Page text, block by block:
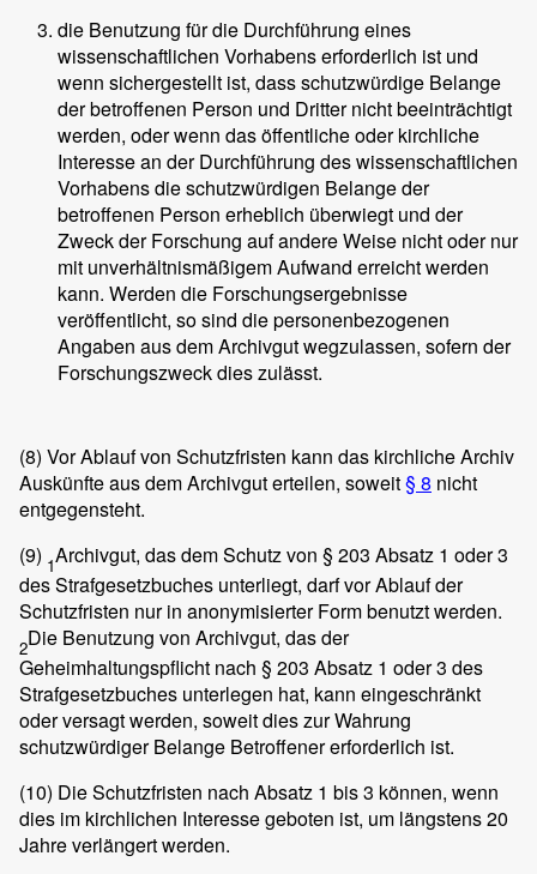
die Benutzung für die Durchführung eines
wissenschaftlichen Vorhabens erforderlich ist und
wenn sichergestellt ist, dass schutzwürdige Belange
der betroffenen Person und Dritter nicht beeinträchtigt
werden, oder wenn das öffentliche oder kirchliche
Interesse an der Durchführung des wissenschaftlichen
Vorhabens die schutzwürdigen Belange der
betroffenen Person erheblich überwiegt und der
Zweck der Forschung auf andere Weise nicht oder nur
mit unverhältnismäßigem Aufwand erreicht werden
kann. Werden die Forschungsergebnisse
veröffentlicht, so sind die personenbezogenen
Angaben aus dem Archivgut wegzulassen, sofern der
Forschungszweck dies zulässt.
(8) Vor Ablauf von Schutzfristen kann das kirchliche Archiv
Auskünfte aus dem Archivgut erteilen, soweit§ 8 nicht
entgegensteht.
(9) 1Archivgut, das dem Schutz von § 203 Absatz 1 oder 3
des Strafgesetzbuches unterliegt, darf vor Ablauf der
Schutzfristen nur in anonymisierter Form benutzt werden.
2Die Benutzung von Archivgut, das der
Geheimhaltungspflicht nach § 203 Absatz 1 oder 3 des
Strafgesetzbuches unterlegen hat, kann eingeschränkt
oder versagt werden, soweit dies zur Wahrung
schutzwürdiger Belange Betroffener erforderlich ist.
(10) Die Schutzfristen nach Absatz 1 bis 3 können, wenn
dies im kirchlichen Interesse geboten ist, um längstens 20
Jahre verlängert werden.